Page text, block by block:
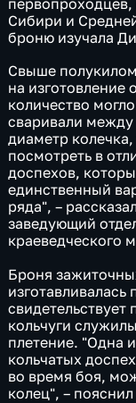
Сибири и
броню изучала
Свыше
на изготовление
количество
сваривали
диаметр
посмотреть в
доспехов,
единственный
ряда", –
заведующий
краеведческого
Броня
свидетельствует
кольчуги
плетение. "Одна
кольчатых
во время боя,
колец", –